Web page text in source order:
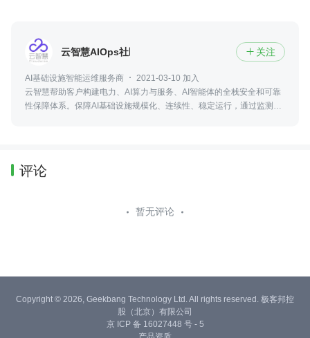
云智慧AIOps社区  关注
AI基础设施智能运维服务商
2021-03-10 加入
云智慧帮助客户构建电力、AI算力与服务、AI智能体的全栈安全和可靠
性保障体系。保障AI基础设施规模化、连续性、稳定运行，通过监测、
评论
暂无评论
Copyright © 2026, Geekbang Technology Ltd. All rights reserved. 极客邦控
股（北京）有限公司
京 ICP 备 16027448 号 - 5